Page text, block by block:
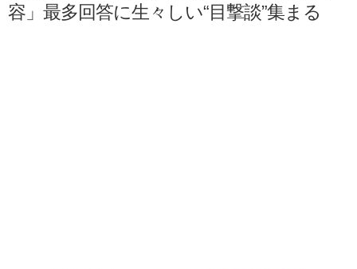
容」最多回答に生々しい“目撃談”集まる